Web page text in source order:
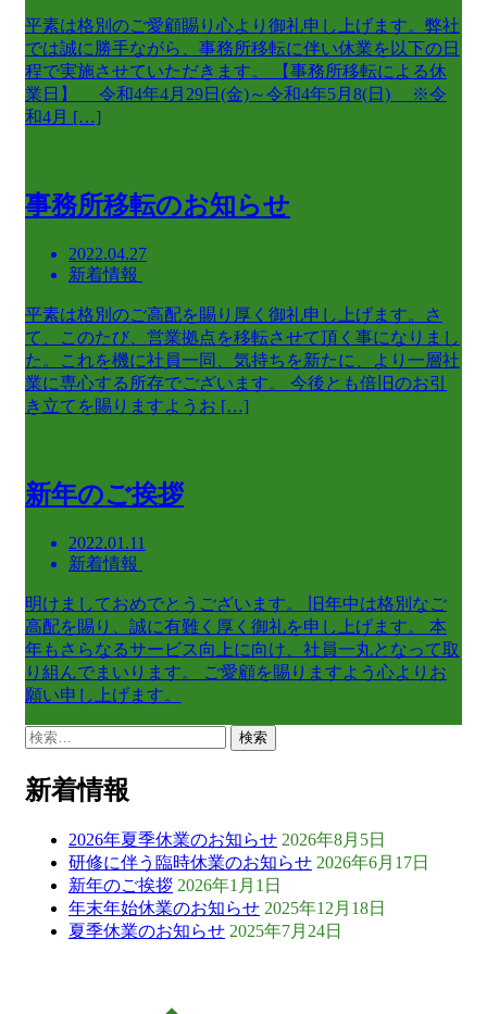
平素は格別のご愛顧賜り心より御礼申し上げます。弊社
では誠に勝手ながら、事務所移転に伴い休業を以下の日
程で実施させていただきます。 【事務所移転による休
業日】 令和4年4月29日(金)～令和4年5月8(日) ※令
和4月 […]
事務所移転のお知らせ
2022.04.27
新着情報
平素は格別のご高配を賜り厚く御礼申し上げます。さ
て、このたび、営業拠点を移転させて頂く事になりまし
た。これを機に社員一同、気持ちを新たに、より一層社
業に専心する所存でございます。 今後とも倍旧のお引
き立てを賜りますようお […]
新年のご挨拶
2022.01.11
新着情報
明けましておめでとうございます。 旧年中は格別なご
高配を賜り、誠に有難く厚く御礼を申し上げます。 本
年もさらなるサービス向上に向け、社員一丸となって取
り組んでまいります。 ご愛顧を賜りますよう心よりお
願い申し上げます。
検
新着情報
2026年夏季休業のお知らせ 2026年8月5日
研修に伴う臨時休業のお知らせ 2026年6月17日
新年のご挨拶 2026年1月1日
年末年始休業のお知らせ 2025年12月18日
夏季休業のお知らせ 2025年7月24日